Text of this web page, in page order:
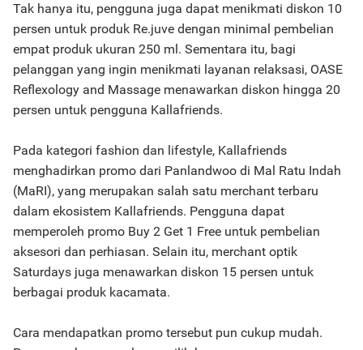
Tak hanya itu, pengguna juga dapat menikmati diskon 10
persen untuk produk Re.juve dengan minimal pembelian
empat produk ukuran 250 ml. Sementara itu, bagi
pelanggan yang ingin menikmati layanan relaksasi, OASE
Reflexology and Massage menawarkan diskon hingga 20
persen untuk pengguna Kallafriends.
Pada kategori fashion dan lifestyle, Kallafriends
menghadirkan promo dari Panlandwoo di Mal Ratu Indah
(MaRI), yang merupakan salah satu merchant terbaru
dalam ekosistem Kallafriends. Pengguna dapat
memperoleh promo Buy 2 Get 1 Free untuk pembelian
aksesori dan perhiasan. Selain itu, merchant optik
Saturdays juga menawarkan diskon 15 persen untuk
berbagai produk kacamata.
Cara mendapatkan promo tersebut pun cukup mudah.